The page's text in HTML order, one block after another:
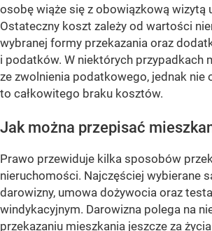
osobę wiąże się z obowiązkową wizytą
Ostateczny koszt zależy od wartości
wybranej formy przekazania oraz
i podatków. W niektórych przypadkach
ze zwolnienia podatkowego, jednak nie
to całkowitego braku kosztów.
Jak można przepisać
Prawo przewiduje kilka sposobów
nieruchomości. Najczęściej wybierane
darowizny, umowa dożywocia oraz
windykacyjnym. Darowizna polega na
przekazaniu mieszkania jeszcze za